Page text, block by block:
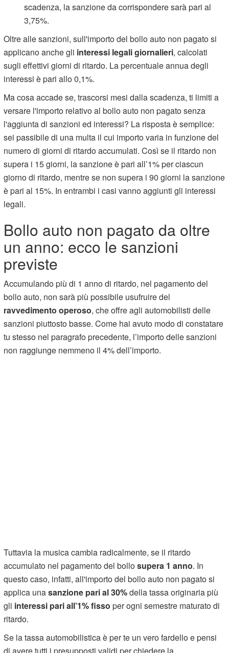
scadenza, la sanzione da corrispondere sarà pari al
3,75%.
Oltre alle sanzioni, sull'importo del bollo auto non pagato si
applicano anche gli interessi legali giornalieri, calcolati
sugli effettivi giorni di ritardo. La percentuale annua degli
interessi è pari allo 0,1%.
Ma cosa accade se, trascorsi mesi dalla scadenza, ti limiti a
versare l'importo relativo al bollo auto non pagato senza
l'aggiunta di sanzioni ed interessi? La risposta è semplice:
sei passibile di una multa il cui importo varia in funzione del
numero di giorni di ritardo accumulati. Così se il ritardo non
supera i 15 giorni, la sanzione è pari all’1% per ciascun
giorno di ritardo, mentre se non supera i 90 giorni la sanzione
è pari al 15%. In entrambi i casi vanno aggiunti gli interessi
legali.
Bollo auto non pagato da oltre
un anno: ecco le sanzioni
previste
Accumulando più di 1 anno di ritardo, nel pagamento del
bollo auto, non sarà più possibile usufruire del
ravvedimento operoso, che offre agli automobilisti delle
sanzioni piuttosto basse. Come hai avuto modo di constatare
tu stesso nel paragrafo precedente, l’importo delle sanzioni
non raggiunge nemmeno il 4% dell’importo.
Tuttavia la musica cambia radicalmente, se il ritardo
accumulato nel pagamento del bollosupera 1 anno. In
questo caso, infatti, all'importo del bollo auto non pagato si
applica unasanzione pari al 30%della tassa originaria più
gli interessi pari all’1% fisso per ogni semestre maturato di
ritardo.
Se la tassa automobilistica è per te un vero fardello e pensi
di avere tutti i presupposti validi per chiedere la